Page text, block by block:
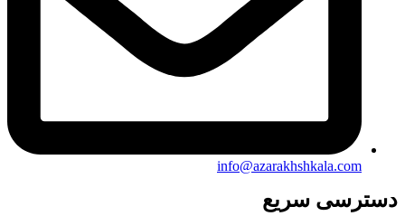
info@azarakhshkala.com
دسترسی سریع